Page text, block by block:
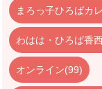
まろっ子ひろばカ
わはは・ひろば香
オンライン(99)